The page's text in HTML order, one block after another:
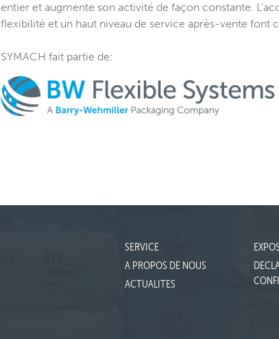
entier et augmente son activité de façon constante.
flexibilité et un haut niveau de service après-vente font
SYMACH fait partie de:
SERVICE
A PROPOS DE NOUS
ACTUALITES